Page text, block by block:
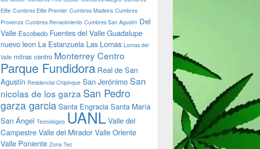
Elite Cumbres Elite Premier Cumbres Madeira Cumbres
Provenza Cumbres Renacimiento Cumbres San Agustín Del
Valle Escobedo Fuentes del ValleGuadalupe
nuevo leon La Estanzuela Las Lomas Lomas del
Valle mitras centro Monterrey Centro
Parque Fundidora Real de San
Agustín Residencial Chipinque San Jerónimo San
nicolas de los garza San Pedro
garza garciaSanta EngraciaSanta María
San Ángel Tecnológico UANLValle del
CampestreValle del MiradorValle Oriente
Valle Poniente Zona Tec